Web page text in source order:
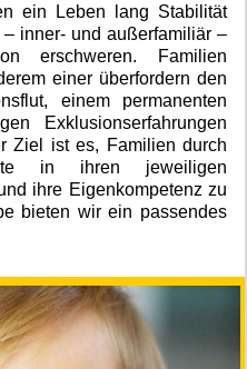
ein Leben lang Stabilität
inner- und außerfamiliär –
erschweren. Familien
einer überfordern den
einem permanenten
Exklusionserfahrungen
Ziel ist es, Familien durch
in ihren jeweiligen
ihre Eigenkompetenz zu
bieten wir ein passendes